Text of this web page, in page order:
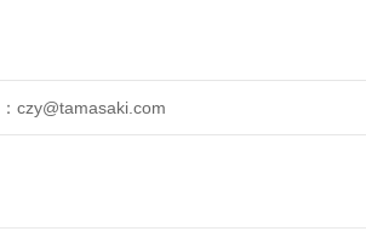
czy@tamasaki.com